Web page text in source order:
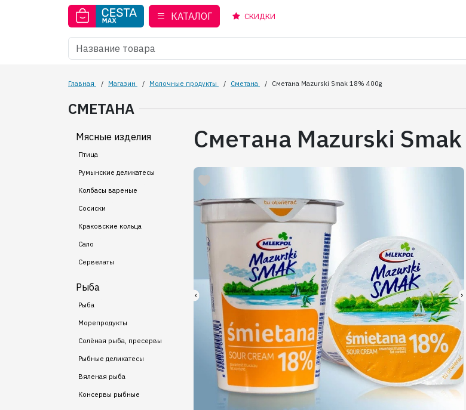
КАТАЛОГ СКИДКИ
Главная / Магазин / Молочные продукты / Сметана / Сметана Mazurski Smak 18% 400g
СМЕТАНА
Мясные изделия
Птица
Румынские деликатесы
Колбасы вареные
Сосиски
Краковские кольца
Сало
Сервелаты
Рыба
Рыба
Морепродукты
Солёная рыба, пресервы
Рыбные деликатесы
Вяленая рыба
Консервы рыбные
Сметана Mazurski